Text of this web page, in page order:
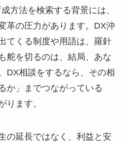
方法を検索する背景には、
革の圧力があります。DX沖
てくる制度や用語は、羅針
舵を切るのは、結局、あな
DX相談をするなら、その相
か」までつながっている
ります。
の延長ではなく、利益と安